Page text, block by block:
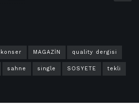
konser MAGAZİN quality dergisi
sahne single SOSYETE tekli